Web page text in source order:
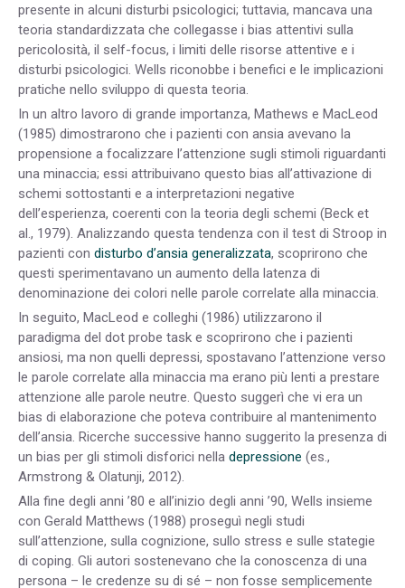
presente in alcuni disturbi psicologici; tuttavia, mancava una
teoria standardizzata che collegasse i bias attentivi sulla
pericolosità, il self-focus, i limiti delle risorse attentive e i
disturbi psicologici. Wells riconobbe i benefici e le implicazioni
pratiche nello sviluppo di questa teoria.
In un altro lavoro di grande importanza, Mathews e MacLeod
(1985) dimostrarono che i pazienti con ansia avevano la
propensione a focalizzare l’attenzione sugli stimoli riguardanti
una minaccia; essi attribuivano questo bias all’attivazione di
schemi sottostanti e a interpretazioni negative
dell’esperienza, coerenti con la teoria degli schemi (Beck et
al., 1979). Analizzando questa tendenza con il test di Stroop in
pazienti con disturbo d’ansia generalizzata, scoprirono che
questi sperimentavano un aumento della latenza di
denominazione dei colori nelle parole correlate alla minaccia.
In seguito, MacLeod e colleghi (1986) utilizzarono il
paradigma del dot probe task e scoprirono che i pazienti
ansiosi, ma non quelli depressi, spostavano l’attenzione verso
le parole correlate alla minaccia ma erano più lenti a prestare
attenzione alle parole neutre. Questo suggerì che vi era un
bias di elaborazione che poteva contribuire al mantenimento
dell’ansia. Ricerche successive hanno suggerito la presenza di
un bias per gli stimoli disforici nella depressione (es.,
Armstrong & Olatunji, 2012).
Alla fine degli anni ’80 e all’inizio degli anni ’90, Wells insieme
con Gerald Matthews (1988) proseguì negli studi
sull’attenzione, sulla cognizione, sullo stress e sulle stategie
di coping. Gli autori sostenevano che la conoscenza di una
persona – le credenze su di sé – non fosse semplicemente